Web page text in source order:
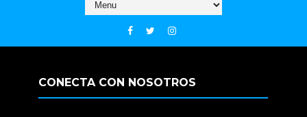
CONECTA CON NOSOTROS